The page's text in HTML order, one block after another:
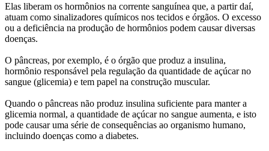
Elas liberam os hormônios na corrente sanguínea que, a partir daí,
atuam como sinalizadores químicos nos tecidos e órgãos. O excesso
ou a deficiência na produção de hormônios podem causar diversas
doenças.
O pâncreas, por exemplo, é o órgão que produz a insulina,
hormônio responsável pela regulação da quantidade de açúcar no
sangue (glicemia) e tem papel na construção muscular.
Quando o pâncreas não produz insulina suficiente para manter a
glicemia normal, a quantidade de açúcar no sangue aumenta, e isto
pode causar uma série de consequências ao organismo humano,
incluindo doenças como a diabetes.